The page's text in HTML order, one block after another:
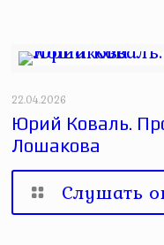
22.04.2026
Юрий Коваль.
Лошакова
Слушать